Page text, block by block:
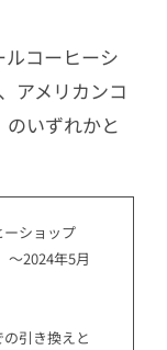
コーヒーシ
アメリカンコ
のいずれかと
ショップ
～2024年5月
引き換えと